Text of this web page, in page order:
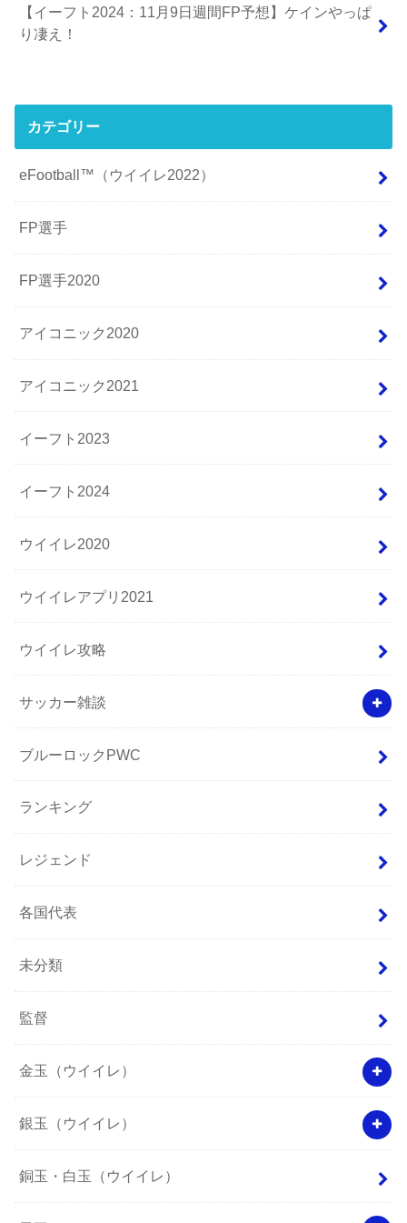
【イーフト2024：11月9日週間FP予想】ケインやっぱ
り凄え！
カテゴリー
eFootball™（ウイイレ2022）
FP選手
FP選手2020
アイコニック2020
アイコニック2021
イーフト2023
イーフト2024
ウイイレ2020
ウイイレアプリ2021
ウイイレ攻略
サッカー雑談
ブルーロックPWC
ランキング
レジェンド
各国代表
未分類
監督
金玉（ウイイレ）
銀玉（ウイイレ）
銅玉・白玉（ウイイレ）